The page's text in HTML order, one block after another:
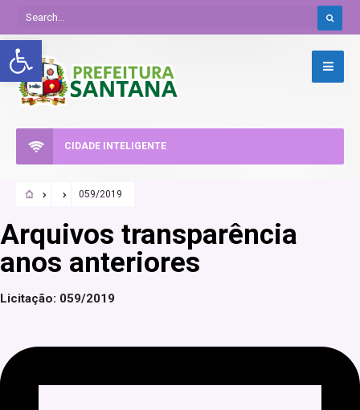
Abrir a barra de ferramentas
CIDADE INTELIGENTE
059/2019
Arquivos transparência
anos anteriores
Licitação: 059/2019